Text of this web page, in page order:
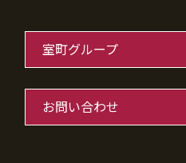
室町グループ
お問い合わせ